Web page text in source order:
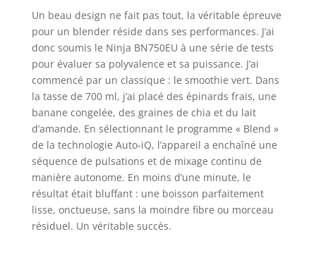
Un beau design ne fait pas tout, la véritable épreuve
pour un blender réside dans ses performances. J’ai
donc soumis le Ninja BN750EU à une série de tests
pour évaluer sa polyvalence et sa puissance. J’ai
commencé par un classique : le smoothie vert. Dans
la tasse de 700 ml, j’ai placé des épinards frais, une
banane congelée, des graines de chia et du lait
d’amande. En sélectionnant le programme « Blend »
de la technologie Auto-iQ, l’appareil a enchaîné une
séquence de pulsations et de mixage continu de
manière autonome. En moins d’une minute, le
résultat était bluffant : une boisson parfaitement
lisse, onctueuse, sans la moindre fibre ou morceau
résiduel. Un véritable succès.